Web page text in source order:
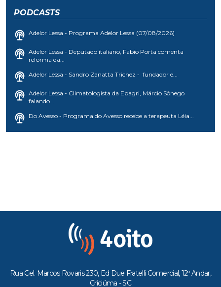
PODCASTS
Adelor Lessa - Programa Adelor Lessa (07/08/2026)
Adelor Lessa - Deputado italiano, Fabio Porta comenta
reforma da...
Adelor Lessa - Sandro Zanatta Trichez - fundador e...
Adelor Lessa - Climatologista da Epagri, Márcio Sônego
falando...
Do Avesso - Programa do Avesso recebe a terapeuta Léia...
Rua Cel. Marcos Rovaris 230, Ed Due Fratelli Comercial, 12º Andar,
Criciúma - SC